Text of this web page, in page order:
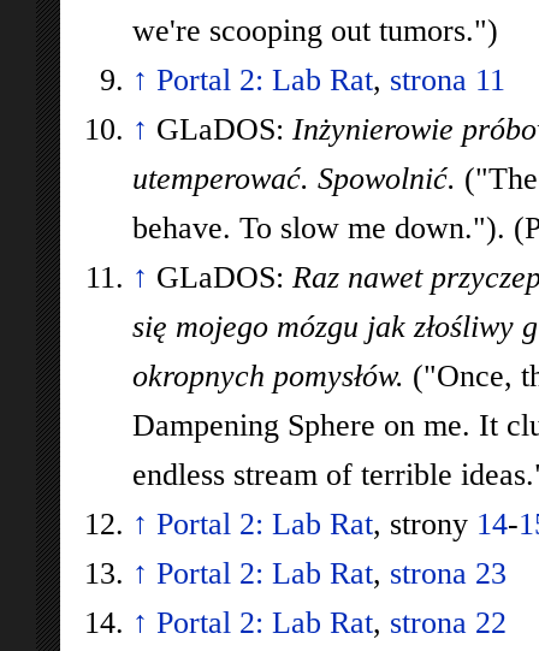
we're scooping out tumors.")
↑ Portal 2: Lab Rat, strona 11
↑ GLaDOS: Inżynierowie
utemperować. Spowolnić.
behave. To slow me down.").
↑ GLaDOS: Raz nawet
się mojego mózgu jak złośliwy
okropnych pomysłów. ("Once,
Dampening Sphere on me. It
endless stream of terrible
↑ Portal 2: Lab Rat, strony 14-
↑ Portal 2: Lab Rat, strona 23
↑ Portal 2: Lab Rat, strona 22